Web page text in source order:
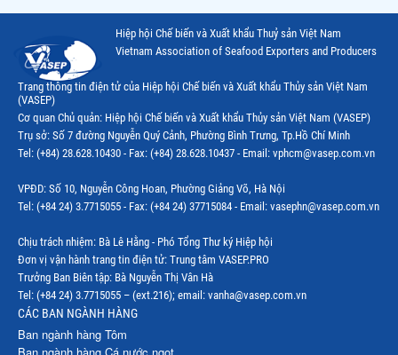
Hiệp hội Chế biến và Xuất khẩu Thuỷ sản Việt Nam
Vietnam Association of Seafood Exporters and Producers
Trang thông tin điện tử của Hiệp hội Chế biến và Xuất khẩu Thủy sản Việt Nam
(VASEP)
Cơ quan Chủ quản: Hiệp hội Chế biến và Xuất khẩu Thủy sản Việt Nam (VASEP)
Trụ sở: Số 7 đường Nguyễn Quý Cảnh, Phường Bình Trưng, Tp.Hồ Chí Minh
Tel: (+84) 28.628.10430 - Fax: (+84) 28.628.10437 - Email: vphcm@vasep.com.vn
VPĐD: Số 10, Nguyễn Công Hoan, Phường Giảng Võ, Hà Nội
Tel: (+84 24) 3.7715055 - Fax: (+84 24) 37715084 - Email: vasephn@vasep.com.vn
Chịu trách nhiệm: Bà Lê Hằng - Phó Tổng Thư ký Hiệp hội
Đơn vị vận hành trang tin điện tử: Trung tâm VASEP.PRO
Trưởng Ban Biên tập: Bà Nguyễn Thị Vân Hà
Tel: (+84 24) 3.7715055 – (ext.216); email: vanha@vasep.com.vn
CÁC BAN NGÀNH HÀNG
Ban ngành hàng Tôm